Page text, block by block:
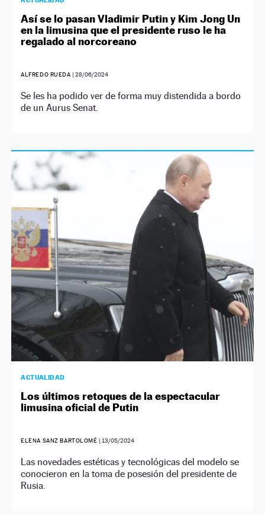
Así se lo pasan Vladimir Putin y Kim Jong Un
en la limusina que el presidente ruso le ha
regalado al norcoreano
ALFREDO RUEDA | 28/06/2024
Se les ha podido ver de forma muy distendida a bordo
de un Aurus Senat.
ACTUALIDAD
Los últimos retoques de la espectacular
limusina oficial de Putin
ELENA SANZ BARTOLOMÉ | 13/05/2024
Las novedades estéticas y tecnológicas del modelo se
conocieron en la toma de posesión del presidente de
Rusia.